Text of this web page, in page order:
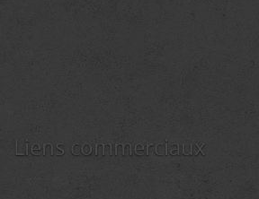
Liens commerciaux